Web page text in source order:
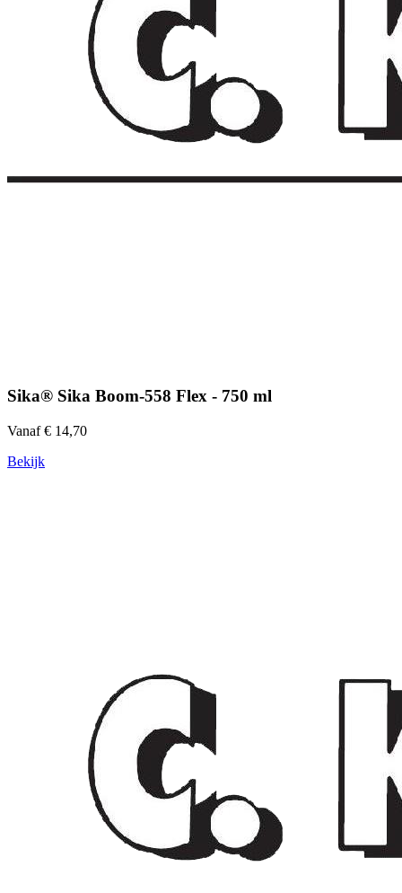
Sika® Sika Boom-558 Flex - 750 ml
Vanaf € 14,70
Bekijk